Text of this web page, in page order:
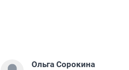
Ольга Сорокина